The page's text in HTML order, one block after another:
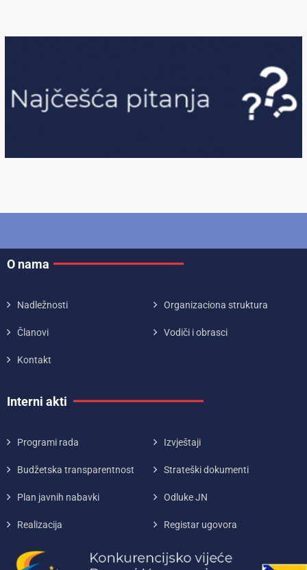
O nama
Nadležnosti Organizaciona struktura
Članovi Vodiči i obrasci
Kontakt
Interni akti
Programi rada Izvještaji
Budžetska transparentnost Strateški dokumenti
Plan javnih nabavki Odluke JN
Realizacija Registar ugovora